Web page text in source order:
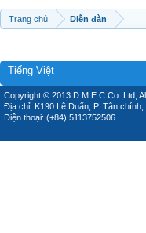
Trang chủ Diễn đàn
Tiếng Việt
Copyright © 2013 D.M.E.C Co.,Ltd,
Địa chỉ: K190 Lê Duẩn, P. Tân
Điện thoại: (+84) 5113752506